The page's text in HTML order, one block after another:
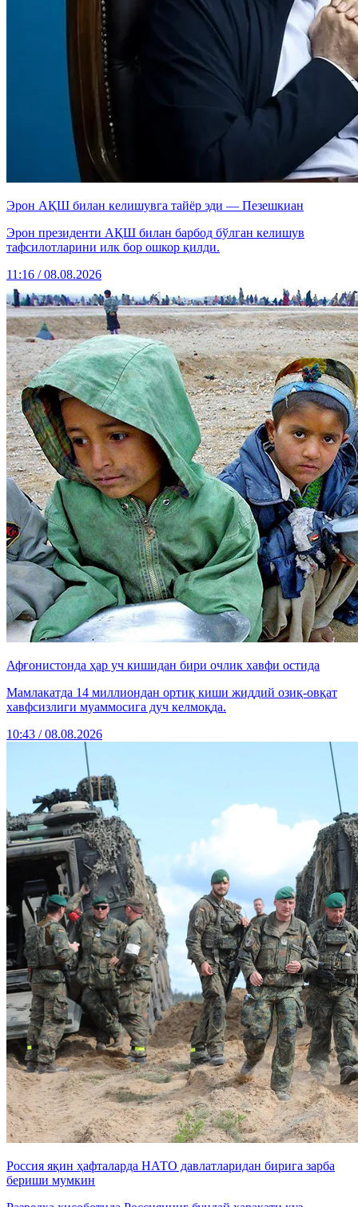
Эрон АҚШ билан келишувга тайёр эди — Пезешкиан
Эрон президенти АҚШ билан барбод бўлган келишув
тафсилотларини илк бор ошкор қилди.
11:16 / 08.08.2026
Афғонистонда ҳар уч кишидан бири очлик хавфи остида
Мамлакатда 14 миллиондан ортиқ киши жиддий озиқ-овқат
хавфсизлиги муаммосига дуч келмоқда.
10:43 / 08.08.2026
Россия яқин ҳафталарда НАТО давлатларидан бирига зарба
бериши мумкин